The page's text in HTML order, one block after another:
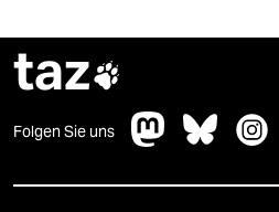
taz
Folgen Sie uns